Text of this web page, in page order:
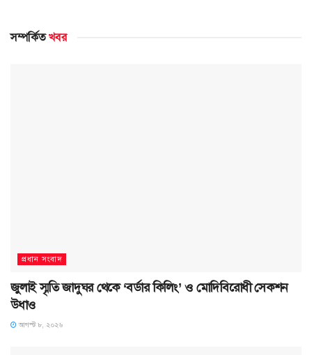
সম্পর্কিতখবর
প্রধান সংবাদ
জুলাই স্মৃতি জাদুঘর থেকে ‘বর্ডার কিলিং’ ও মোদিবিরোধী সেকশন
উধাও
আগস্ট ৮, ২০২৬